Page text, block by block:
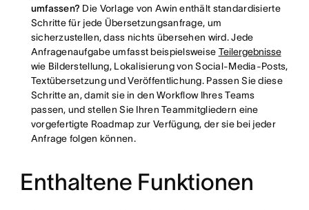
umfassen? Die Vorlage von Awin enthält standardisierte
Schritte für jede Übersetzungsanfrage, um
sicherzustellen, dass nichts übersehen wird. Jede
Anfragenaufgabe umfasst beispielsweise Teilergebnisse
wie Bilderstellung, Lokalisierung von Social-Media-Posts,
Textübersetzung und Veröffentlichung. Passen Sie diese
Schritte an, damit sie in den Workflow Ihres Teams
passen, und stellen Sie Ihren Teammitgliedern eine
vorgefertigte Roadmap zur Verfügung, der sie bei jeder
Anfrage folgen können.
Enthaltene Funktionen